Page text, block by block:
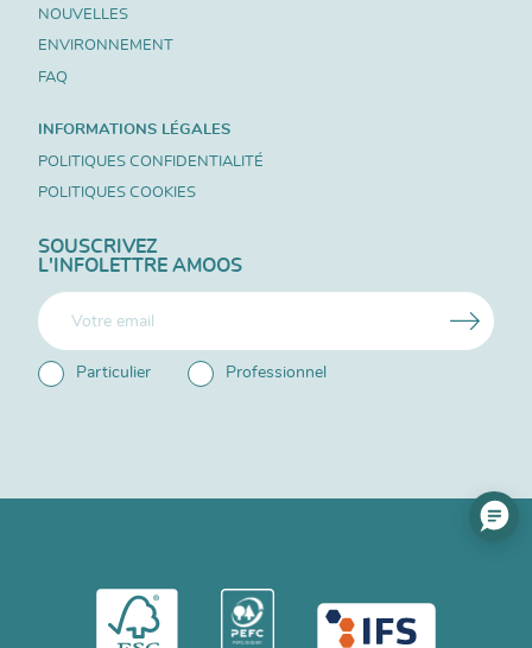
NOUVELLES
ENVIRONNEMENT
FAQ
INFORMATIONS LÉGALES
POLITIQUES CONFIDENTIALITÉ
POLITIQUES COOKIES
SOUSCRIVEZ
L'INFOLETTRE AMOOS
Particulier Professionnel